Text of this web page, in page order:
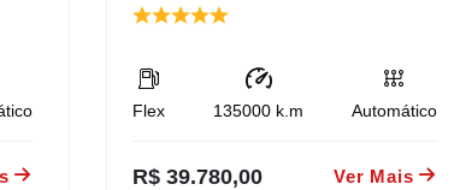
Flex 135000 k.m Automático
R$ 39.780,00 Ver Mais